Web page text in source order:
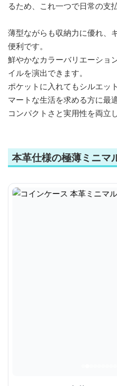
るため、これ一つで日常の支
薄型ながらも収納力に優れ、
便利です。
鮮やかなカラーバリエーショ
イルを演出できます。
ポケットに入れてもシルエッ
マートな生活を求める方に最
コンパクトさと実用性を両立
本革仕様の極薄ミニマ